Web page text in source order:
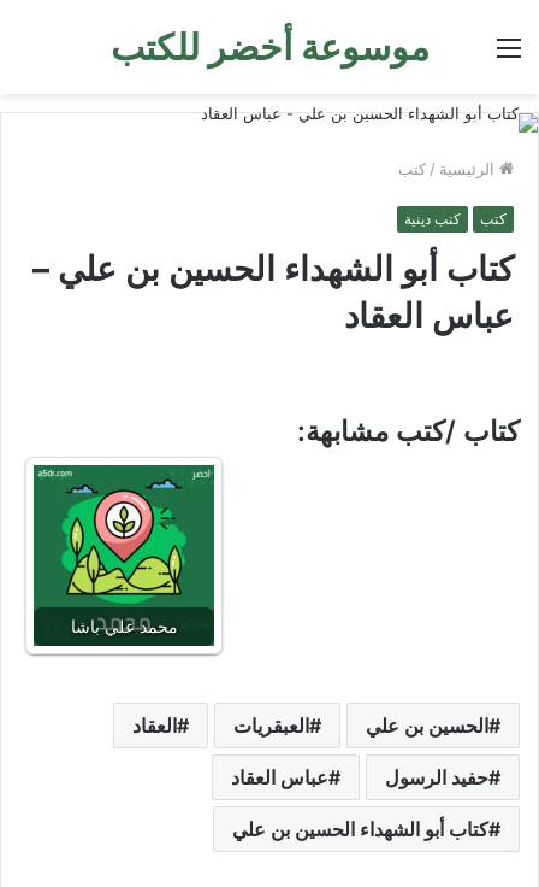
موسوعة أخضر للكتب القائمة
الرئيسية / كتب
كتب كتب دينية
كتاب أبو الشهداء الحسين بن علي –
عباس العقاد
كتاب /كتب مشابهة:
محمد علي باشا
الحسين بن علي العبقريات العقاد
حفيد الرسول عباس العقاد
كتاب أبو الشهداء الحسين بن علي